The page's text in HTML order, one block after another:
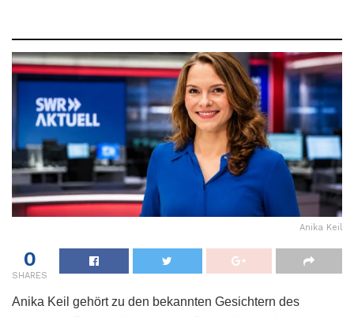
Anika Keil
0
SHARES
Anika Keil gehört zu den bekannten Gesichtern des